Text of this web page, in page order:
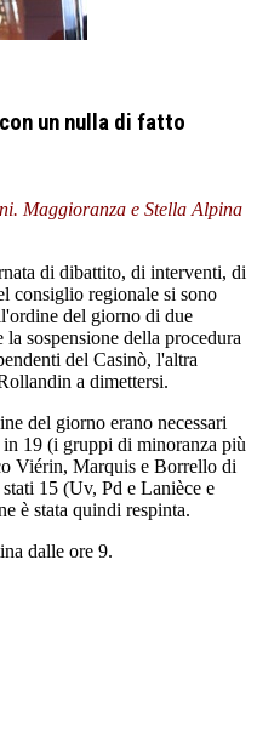
un nulla di fatto
Maggioranza e Stella Alpina
di dibattito, di interventi, di
consiglio regionale si sono
del giorno di due
sospensione della procedura
del Casinò, l'altra
a dimettersi.
del giorno erano necessari
19 (i gruppi di minoranza più
Viérin, Marquis e Borrello di
15 (Uv, Pd e Lanièce e
è stata quindi respinta.
dalle ore 9.